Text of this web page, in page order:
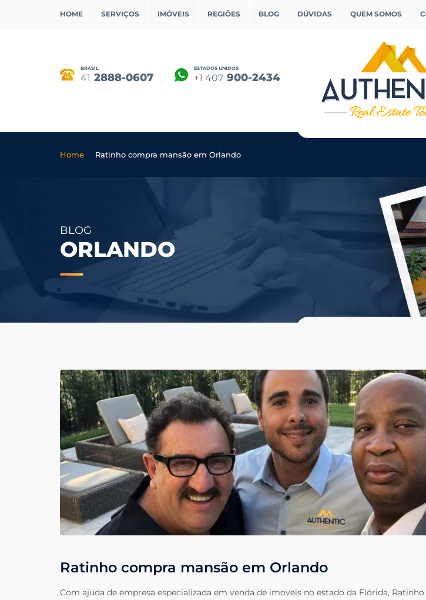
HOME SERVIÇOS IMÓVEIS REGIÕES BLOG DÚVIDAS QUEM SOMOS
BRASIL
41 2888-0607
ESTADOS UNIDOS
+1 407 900-2434
Home Ratinho compra mansão em Orlando
BLOG
ORLANDO
Ratinho compra mansão em Orlando
Com ajuda de empresa especializada em venda de imoveis no estado da Flórida,